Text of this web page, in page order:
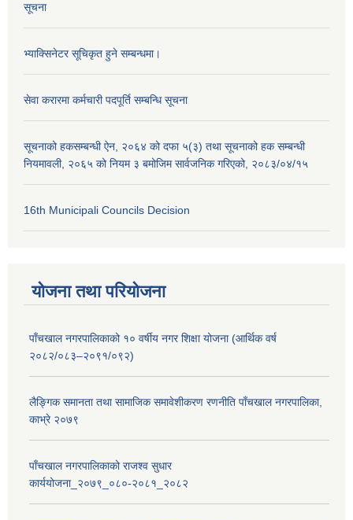
सूचना
भ्याक्सिनेटर सूचिकृत हुने सम्बन्धमा।
सेवा करारमा कर्मचारी पदपूर्ति सम्बन्धि सूचना
सूचनाको हकसम्बन्धी ऐन, २०६४ को दफा ५(३) तथा सूचनाको हक सम्बन्धी
नियमावली, २०६५ को नियम ३ बमोजिम सार्वजनिक गरिएको, २०८३/०४/१५
16th Municipali Councils Decision
योजना तथा परियोजना
पाँचखाल नगरपालिकाको १० वर्षीय नगर शिक्षा योजना (आर्थिक वर्ष
२०८२/०८३–२०९१/०९२)
लैङ्गिक समानता तथा सामाजिक समावेशीकरण रणनीति पाँचखाल नगरपालिका,
काभ्रे २०७९
पाँचखाल नगरपालिकाको राजश्व सुधार
कार्ययोजना_२०७९_०८०-२०८१_२०८२